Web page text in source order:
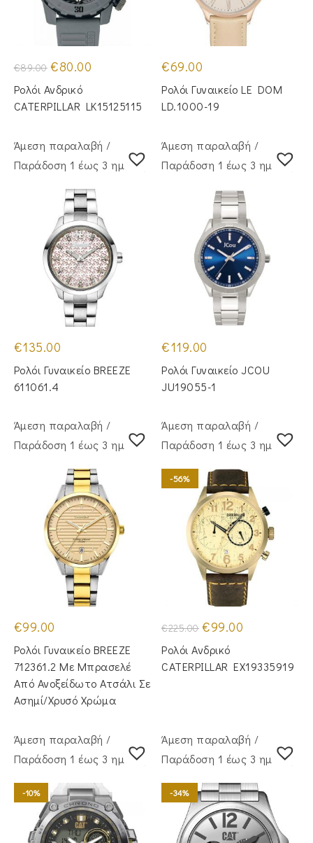
€89.00 Original
price
was:
€89.00.
€80.00
€80.00.
Ρολόι Ανδρικό
CATERPILLAR LK15125115
€69.00
Ρολόι Γυναικείο LE DOM
LD.1000-19
Άμεση παραλαβή /
Παράδoση 1 έως 3 ημέρες
€135.00
Ρολόι Γυναικείο BREEZE
611061.4
Άμεση παραλαβή /
Παράδoση 1 έως 3 ημέρες
€119.00
Ρολόι Γυναικείο JCOU
JU19055-1
Άμεση παραλαβή /
Παράδoση 1 έως 3 ημέρες
€99.00
Ρολόι Γυναικείο BREEZE
712361.2 Με Μπρασελέ
Από Ανοξείδωτο Ατσάλι Σε
Ασημί/Χρυσό Χρώμα
Άμεση παραλαβή /
Παράδoση 1 έως 3 ημέρες
-56%
€225.00 Original
price
was:
€225.00.
€99.00
€99.00.
Ρολόι Ανδρικό
CATERPILLAR EX19335919
Άμεση παραλαβή /
Παράδoση 1 έως 3 ημέρες
-10%
Άμεση παραλαβή /
Παράδoση 1 έως 3 ημέρες
-34%